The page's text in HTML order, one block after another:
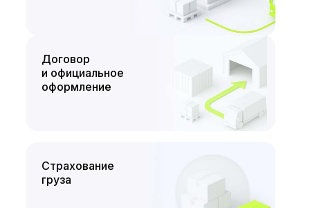
Договор
и официальное
оформление
Страхование
груза